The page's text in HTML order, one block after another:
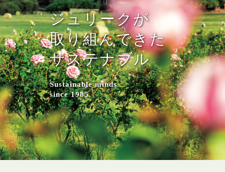
ジュリークが
取り組んできた
サステナブル
Sustainable minds
since 1985.